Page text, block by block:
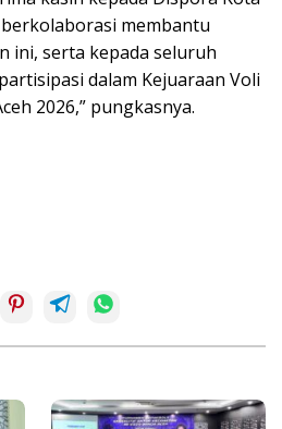
membantu
ini, serta kepada seluruh
dalam Kejuaraan Voli
2026,” pungkasnya.